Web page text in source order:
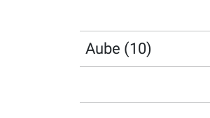
Aube (10)